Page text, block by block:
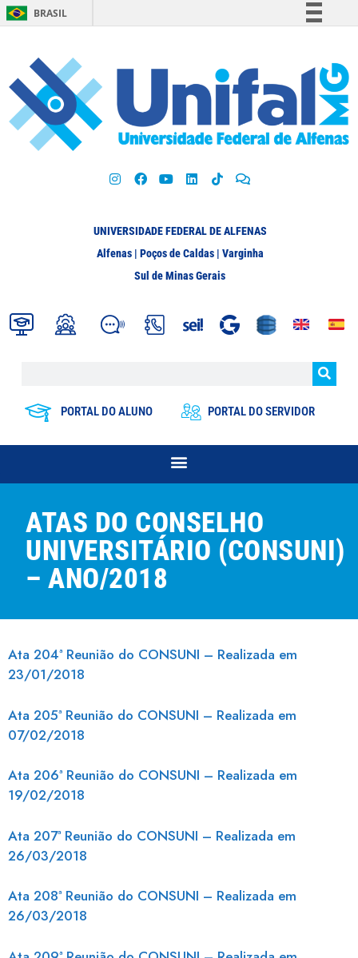
BRASIL
Participe
Acesso à informação
Legislação
UNIVERSIDADE FEDERAL DE ALFENAS
Alfenas | Poços de Caldas | Varginha
Sul de Minas Gerais
PORTAL DO ALUNO PORTAL DO SERVIDOR
ATAS DO CONSELHO
UNIVERSITÁRIO (CONSUNI)
– ANO/2018
Ata 204ª Reunião do CONSUNI – Realizada em
23/01/2018
Ata 205ª Reunião do CONSUNI – Realizada em
07/02/2018
Ata 206ª Reunião do CONSUNI – Realizada em
19/02/2018
Ata 207ª Reunião do CONSUNI – Realizada em
26/03/2018
Ata 208ª Reunião do CONSUNI – Realizada em
26/03/2018